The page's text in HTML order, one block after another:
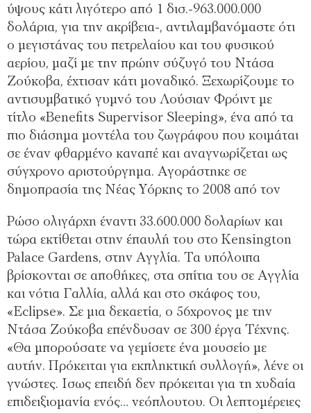
ύψους κάτι λιγότερο από 1 δισ.-963.000.000
δολάρια, για την ακρίβεια-, αντιλαµβανόµαστε ότι
ο µεγιστάνας του πετρελαίου και του φυσικού
αερίου, µαζί µε την πρώην σύζυγό του Ντάσα
Ζούκοβα, έχτισαν κάτι µοναδικό. Ξεχωρίζουµε το
αντισυµβατικό γυµνό του Λούσιαν Φρόιντ µε
τίτλο «Benefits Supervisor Sleeping», ένα από τα
πιο διάσηµα µοντέλα του ζωγράφου που κοιµάται
σε έναν φθαρµένο καναπέ και αναγνωρίζεται ως
σύγχρονο αριστούργηµα. Αγοράστηκε σε
δηµοπρασία της Νέας Υόρκης το 2008 από τον
Ρώσο ολιγάρχη έναντι 33.600.000 δολαρίων και
τώρα εκτίθεται στην έπαυλή του στο Kensington
Palace Gardens, στην Αγγλία. Τα υπόλοιπα
βρίσκονται σε αποθήκες, στα σπίτια του σε Αγγλία
και νότια Γαλλία, αλλά και στο σκάφος του,
«Eclipse». Σε µια δεκαετία, ο 56χρονος µε την
Ντάσα Ζούκοβα επένδυσαν σε 300 έργα Τέχνης.
«Θα µπορούσατε να γεµίσετε ένα µουσείο µε
αυτήν. Πρόκειται για εκπληκτική συλλογή», λένε οι
γνώστες. Ισως επειδή δεν πρόκειται για τη χυδαία
επιδειξιοµανία ενός… νεόπλουτου. Οι λεπτοµέρειες